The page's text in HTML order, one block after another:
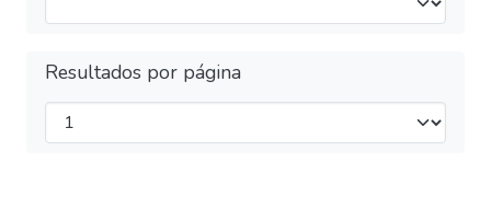
Resultados por página